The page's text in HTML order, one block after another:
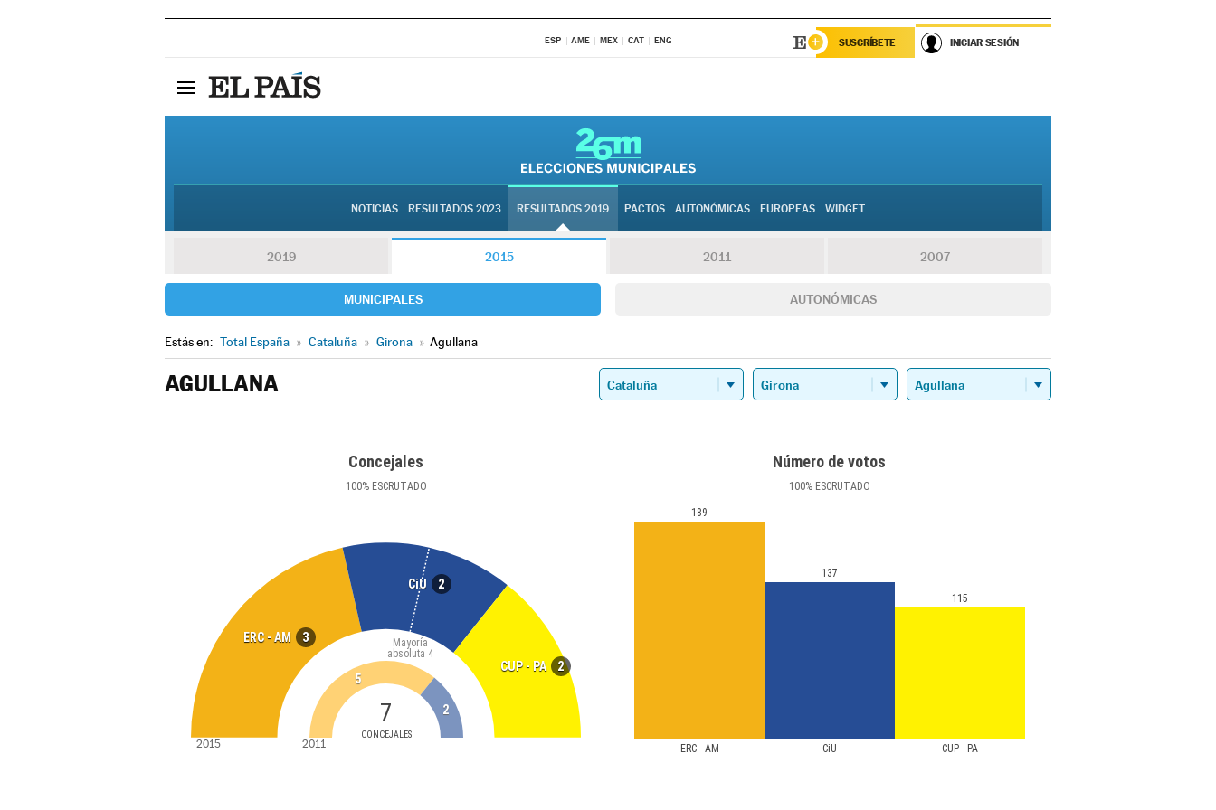
ESP AME MEX CAT ENG SUSCRÍBETE INICIAR SESIÓN
NOTICIAS RESULTADOS 2023 RESULTADOS 2019 PACTOS AUTONÓMICAS EUROPEAS WIDGET
2019 2015 2011 2007
MUNICIPALES AUTONÓMICAS
Estás en: Total España » Cataluña » Girona » Agullana
AGULLANA
Concejales
100%ESCRUTADO
ERC - AM 3
CiU 2
CUP - PA 2
7
CONCEJALES
Mayoría
absoluta 4
5
2
2015 2011
Número de votos
100%ESCRUTADO
ERC - AM CiU CUP - PA
189
137
115